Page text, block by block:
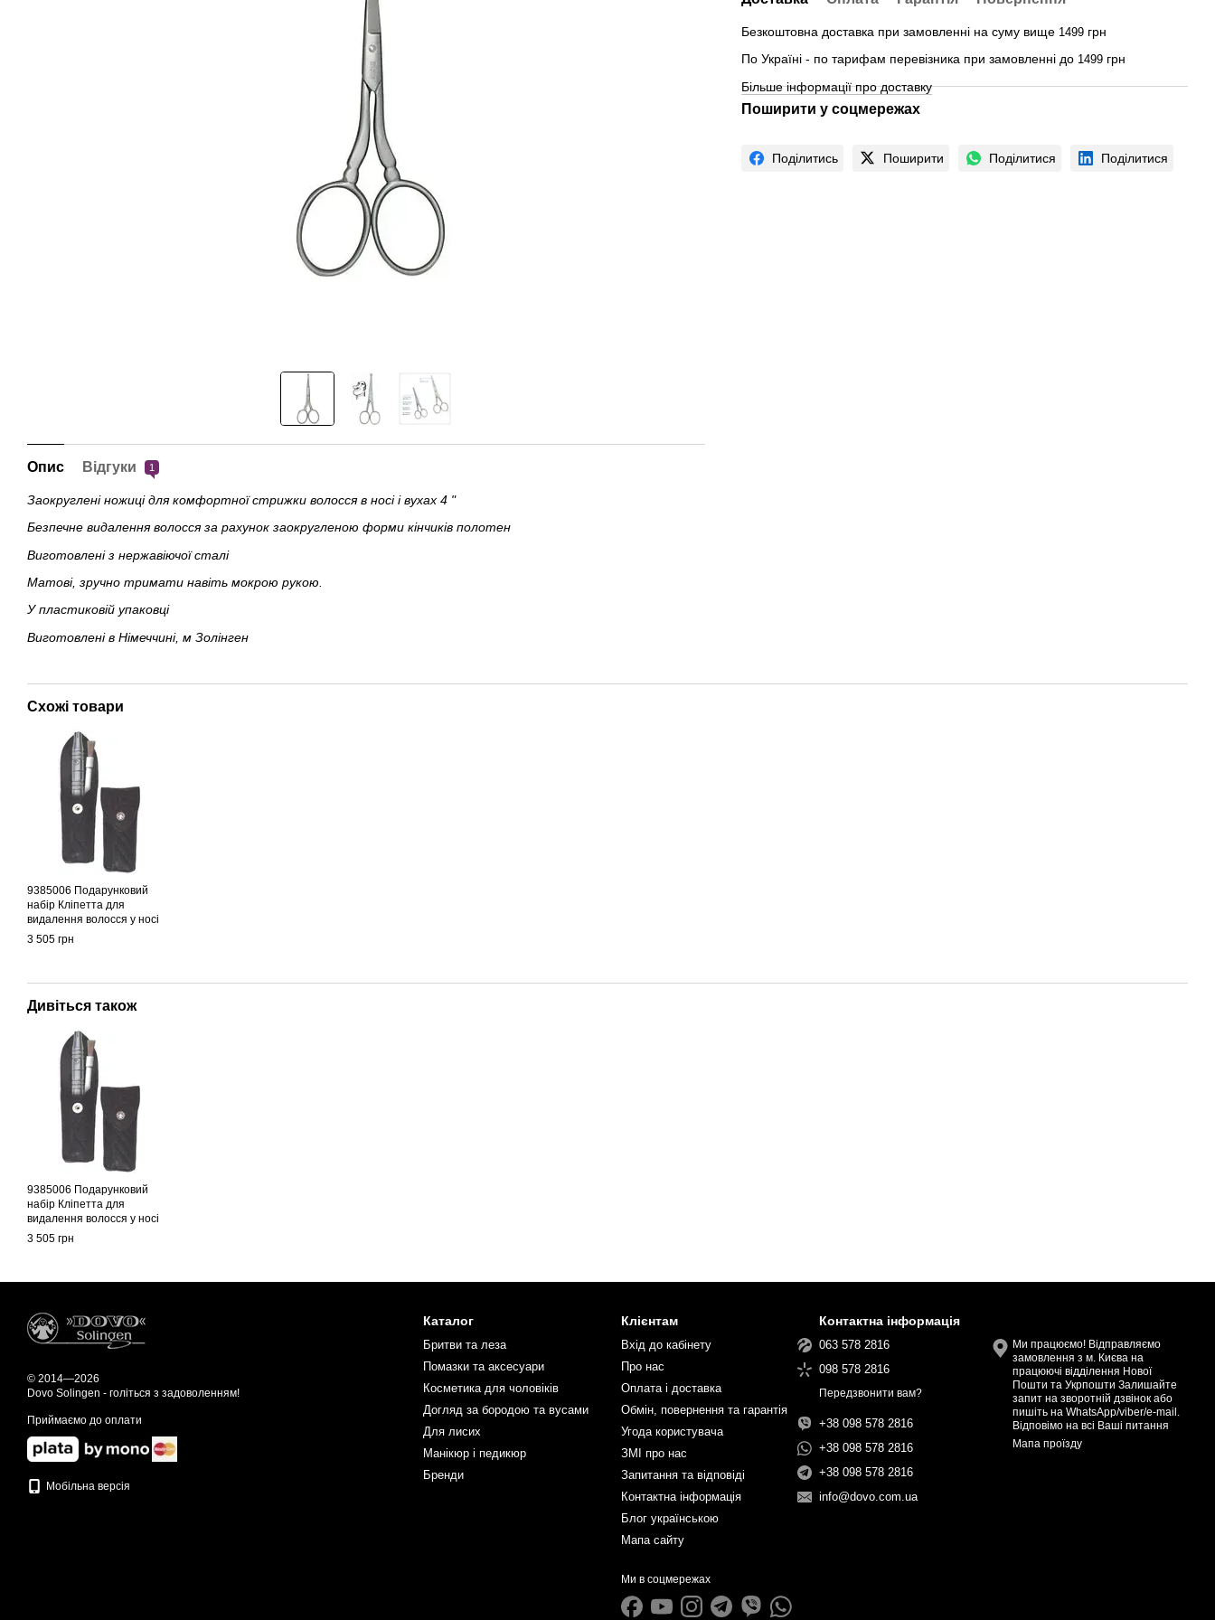
Опис Відгуки 1
Заокруглені ножиці для комфортної стрижки волосся в носі і вухах 4 "
Безпечне видалення волосся за рахунок заокругленою форми кінчиків полотен
Виготовлені з нержавіючої сталі
Матові, зручно тримати навіть мокрою рукою.
У пластиковій упаковці
Виготовлені в Німеччині, м Золінген
Безкоштовна доставка при замовленні на суму вище 1499 грн
По Україні - по тарифам перевізника при замовленні до 1499 грн
Більше інформації про доставку
Поширити у соцмережах
Поділитись Поширити Поділитися Поділитися
Схожі товари
9385006 Подарунковий
набір Кліпетта для
видалення волосся у носі
та вухах
3 505 грн
Дивіться також
9385006 Подарунковий
набір Кліпетта для
видалення волосся у носі
та вухах
3 505 грн
© 2014—2026
Dovo Solingen - голіться з задоволенням!
Приймаємо до оплати
Мобільна версія
Каталог
Бритви та леза
Помазки та аксесуари
Косметика для чоловіків
Догляд за бородою та вусами
Для лисих
Манікюр і педикюр
Бренди
Клієнтам
Вхід до кабінету
Про нас
Оплата і доставка
Обмін, повернення та гарантія
Угода користувача
ЗМІ про нас
Запитання та відповіді
Контактна інформація
Блог українською
Мапа сайту
Ми в соцмережах
Контактна інформація
063 578 2816
098 578 2816
Передзвонити вам?
+38 098 578 2816
+38 098 578 2816
+38 098 578 2816
info@dovo.com.ua
Ми працюємо! Відправляємо
замовлення з м. Києва на
працюючі відділення Нової
Пошти та Укрпошти Залишайте
запит на зворотній дзвінок або
пишіть на WhatsApp/viber/e-mail.
Відповімо на всі Ваші питання
Мапа проїзду